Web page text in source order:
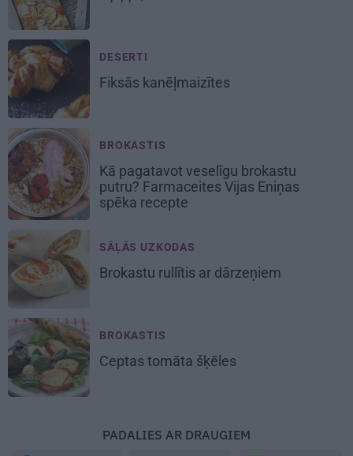
DESERTI
Fiksās kanēļmaizītes
BROKASTIS
Kā pagatavot veselīgu brokastu
putru? Farmaceites Vijas Eniņas
spēka recepte
SĀĻĀS UZKODAS
Brokastu rullītis ar dārzeņiem
BROKASTIS
Ceptas tomāta šķēles
PADALIES AR DRAUGIEM